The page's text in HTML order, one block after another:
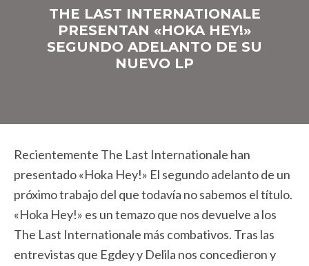
THE LAST INTERNATIONALE
PRESENTAN «HOKA HEY!»
SEGUNDO ADELANTO DE SU
NUEVO LP
Recientemente The Last Internationale han
presentado «Hoka Hey!» El segundo adelanto de un
próximo trabajo del que todavía no sabemos el título.
«Hoka Hey!» es un temazo que nos devuelve a los
The Last Internationale más combativos. Tras las
entrevistas que Egdey y Delila nos concedieron y